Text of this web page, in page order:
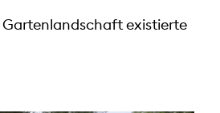
Gartenlandschaft existierte